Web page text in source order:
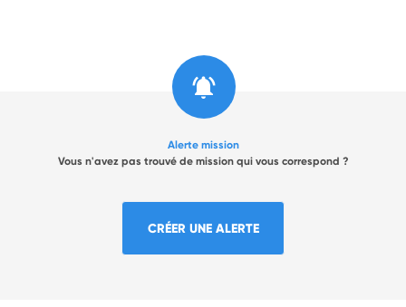
Alerte mission
Vous n'avez pas trouvé de mission qui vous correspond ?
CRÉER UNE ALERTE